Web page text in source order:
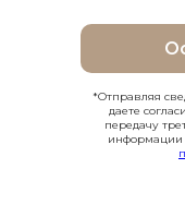
*Отправляя
даете
передачу
информации